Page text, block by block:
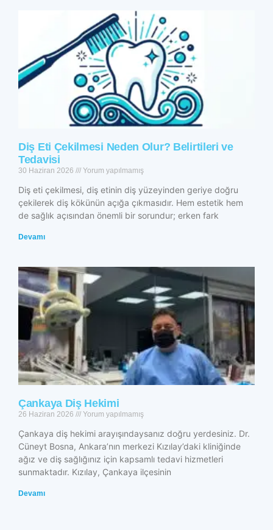
Diş Eti Çekilmesi Neden Olur? Belirtileri ve
Tedavisi
30 Haziran 2026 Yorum yapılmamış
Diş eti çekilmesi, diş etinin diş yüzeyinden geriye doğru
çekilerek diş kökünün açığa çıkmasıdır. Hem estetik hem
de sağlık açısından önemli bir sorundur; erken fark
Devamı
Çankaya Diş Hekimi
26 Haziran 2026 Yorum yapılmamış
Çankaya diş hekimi arayışındaysanız doğru yerdesiniz. Dr.
Cüneyt Bosna, Ankara’nın merkezi Kızılay’daki kliniğinde
ağız ve diş sağlığınız için kapsamlı tedavi hizmetleri
sunmaktadır. Kızılay, Çankaya ilçesinin
Devamı